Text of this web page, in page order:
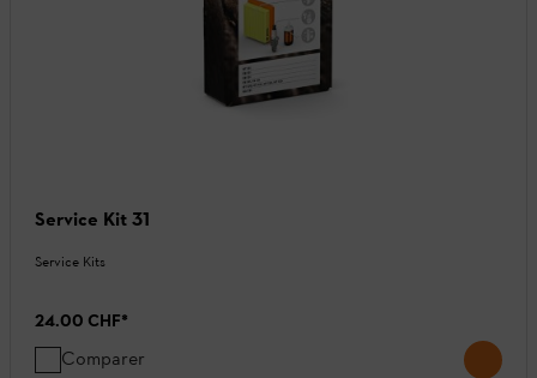
Service Kit 31
Service Kits
24.00 CHF*
Comparer